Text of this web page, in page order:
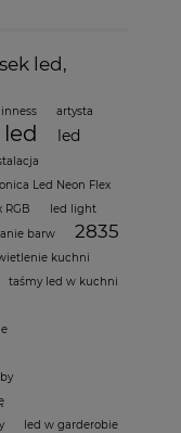
led,
artysta
led
Led Neon Flex
RGB
led light
barw 2835
kuchni
taśmy led w kuchni
led w garderobie